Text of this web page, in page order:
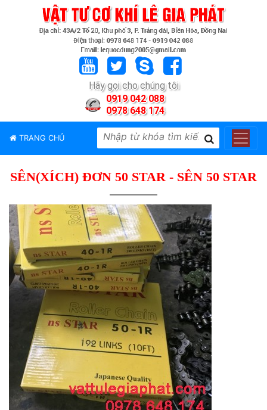
Hãy gọi cho chúng tôi
0919 042 088
0978 648 174
TRANG CHỦ
PHẨM
HIỆU
TIN
LIÊN
HỆ
SÊN(XÍCH) ĐƠN 50 STAR - SÊN 50 STAR